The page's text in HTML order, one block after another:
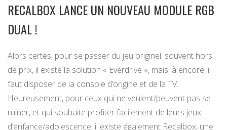
RECALBOX LANCE UN NOUVEAU MODULE RGB
DUAL !
Alors certes, pour se passer du jeu originel, souvent hors
de prix, il existe la solution « Everdrive », mais là encore, il
faut disposer de la console d’origine et de la TV.
Heureusement, pour ceux qui ne veulent/peuvent pas se
ruiner, et qui souhaite profiter facilement de leurs jeux
d’enfance/adolescence, il existe également Recalbox, une